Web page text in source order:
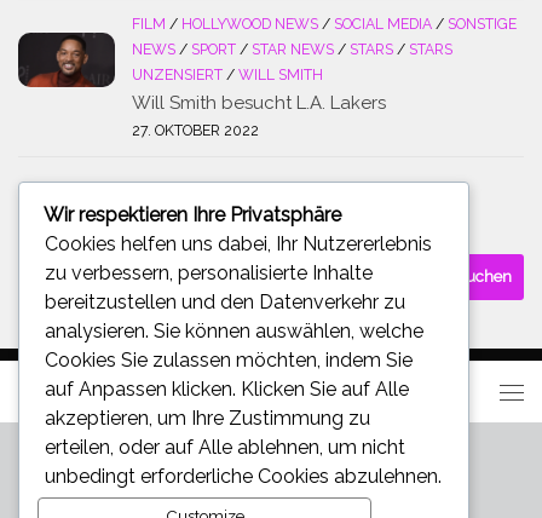
FILM / HOLLYWOOD NEWS / SOCIAL MEDIA / SONSTIGE
NEWS / SPORT / STAR NEWS / STARS / STARS
UNZENSIERT / WILL SMITH
Will Smith besucht L.A. Lakers
27. OKTOBER 2022
SUCHE
Suchen
nach:
Wir respektieren Ihre Privatsphäre
Cookies helfen uns dabei, Ihr Nutzererlebnis
zu verbessern, personalisierte Inhalte
bereitzustellen und den Datenverkehr zu
analysieren. Sie können auswählen, welche
Cookies Sie zulassen möchten, indem Sie
auf Anpassen klicken. Klicken Sie auf Alle
akzeptieren , um Ihre Zustimmung zu
erteilen, oder auf Alle ablehnen , um nicht
unbedingt erforderliche Cookies abzulehnen.